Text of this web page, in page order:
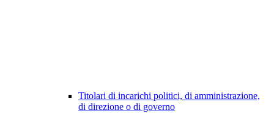
Titolari di incarichi politici, di amministrazione,
di direzione o di governo